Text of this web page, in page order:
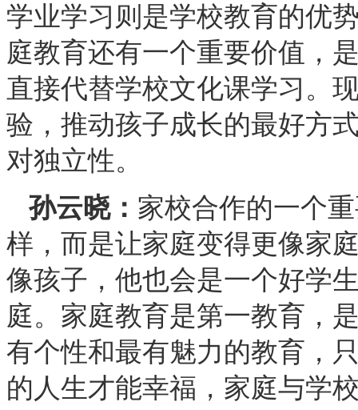
学业学习则是学校教育的优
庭教育还有一个重要价值，
直接代替学校文化课学习。
验，推动孩子成长的最好方
对独立性。
孙云晓： 家校合作的一个
样，而是让家庭变得更像家
像孩子，他也会是一个好学
庭。家庭教育是第一教育，
有个性和最有魅力的教育，
的人生才能幸福，家庭与学